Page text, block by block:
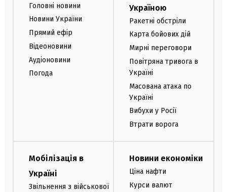
Головні новини
Новини України
Прямий ефір
Відеоновини
Аудіоновини
Погода
Україною
Ракетні обстріли
Карта бойових дій
Мирні переговори
Повітряна тривога в
Україні
Масована атака по
Україні
Вибухи у Росії
Втрати ворога
Мобілізація в
Україні
Звільнення з військової
Новини економіки
Ціна нафти
Курси валют